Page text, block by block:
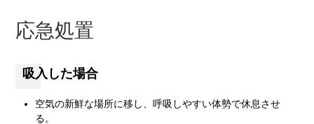
応急処置
吸入した場合
空気の新鮮な場所に移し、呼吸しやすい体勢で休息させ
る。